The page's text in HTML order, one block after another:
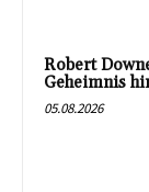
Robert
Geheimnis
05.08.2026